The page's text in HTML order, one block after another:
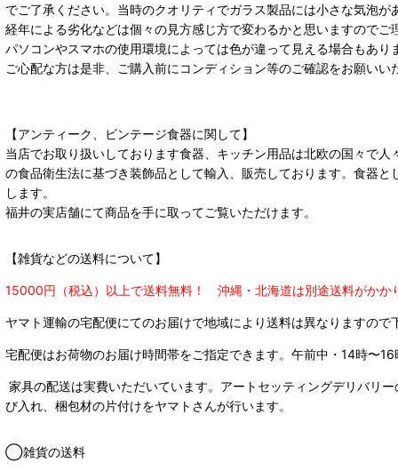
でご了承ください。当時のクオリティでガラス製品には小さな気泡が
経年による劣化などは個々の見方感じ方で変わるかと思いますのでご
パソコンやスマホの使用環境によっては色が違って見える場合もあ
ご心配な方は是非、ご購入前にコンディション等のご確認をお願い
【アンティーク、ビンテージ食器に関して】
当店でお取り扱いしております食器、キッチン用品は北欧の国々で
の食品衛生法に基づき装飾品として輸入、販売しております。食器
します。
福井の実店舗にて商品を手に取ってご覧いただけます。
【雑貨などの送料について】
15000円（税込）以上で送料無料！ 沖縄・北海道は別途送料がかか
ヤマト運輸の宅配便にてのお届けで地域により送料は異なりますので
宅配便はお荷物のお届け時間帯をご指定できます。 午前中・14時〜
家具の配送は実費いただいています。アートセッティングデリバリ
び入れ、梱包材の片付けをヤマトさんが行います。
◯雑貨の送料